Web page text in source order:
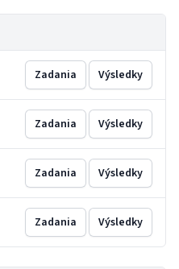
Zadania Výsledky
Zadania Výsledky
Zadania Výsledky
Zadania Výsledky